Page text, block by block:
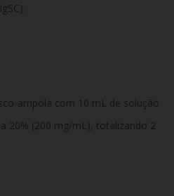
ampola com 10 mL de solução
20% (200 mg/mL), totalizando 2